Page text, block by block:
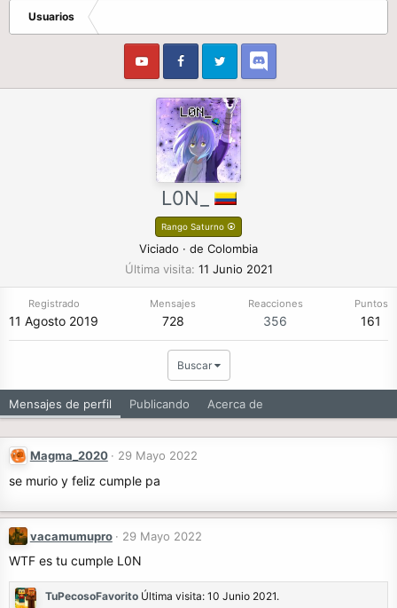
Usuarios
L0N_
Rango Saturno ⦿
Viciado · de Colombia
Última visita 11 Junio 2021
Registrado
11 Agosto 2019
Mensajes
728
Reacciones
356
Puntos
161
Buscar
Mensajes de perfil Publicando Acerca de
Magma_2020 29 Mayo 2022
se murio y feliz cumple pa
vacamumupro 29 Mayo 2022
WTF es tu cumple L0N
TuPecosoFavorito Última visita: 10 Junio 2021.